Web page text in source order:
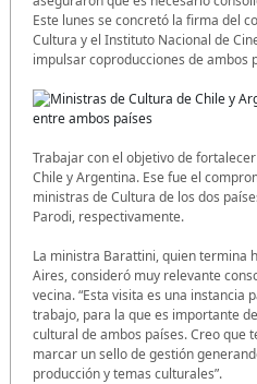
Este lunes se concretó la firma del
Cultura y el Instituto Nacional de
impulsar coproducciones de ambos
Trabajar con el objetivo de
Chile y Argentina. Ese fue el
ministras de Cultura de los dos
Parodi, respectivamente.
La ministra Barattini, quien termina
Aires, consideró muy relevante
vecina. “Esta visita es una instancia
trabajo, para la que es importante
cultural de ambos países. Creo que
marcar un sello de gestión
producción y temas culturales”.